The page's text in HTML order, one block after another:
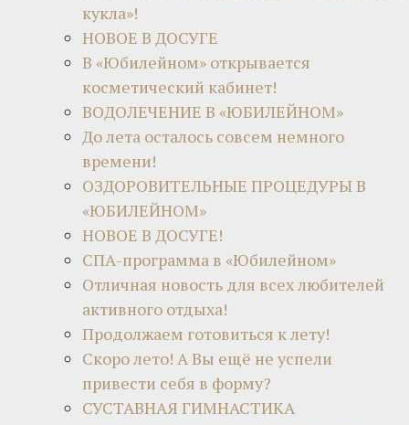
кукла»!
НОВОЕ В ДОСУГЕ
В «Юбилейном» открывается
косметический кабинет!
ВОДОЛЕЧЕНИЕ В «ЮБИЛЕЙНОМ»
До лета осталось совсем немного
времени!
ОЗДОРОВИТЕЛЬНЫЕ ПРОЦЕДУРЫ В
«ЮБИЛЕЙНОМ»
НОВОЕ В ДОСУГЕ!
СПА-программа в «Юбилейном»
Отличная новость для всех любителей
активного отдыха!
Продолжаем готовиться к лету!
Скоро лето! А Вы ещё не успели
привести себя в форму?
СУСТАВНАЯ ГИМНАСТИКА